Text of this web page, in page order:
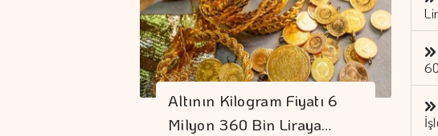
Altının Kilogram Fiyatı 6
Milyon 360 Bin Liraya…